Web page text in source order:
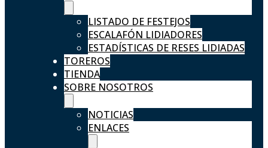
LISTADO DE FESTEJOS
ESCALAFÓN LIDIADORES
ESTADÍSTICAS DE RESES LIDIADAS
TOREROS
TIENDA
SOBRE NOSOTROS
NOTICIAS
ENLACES